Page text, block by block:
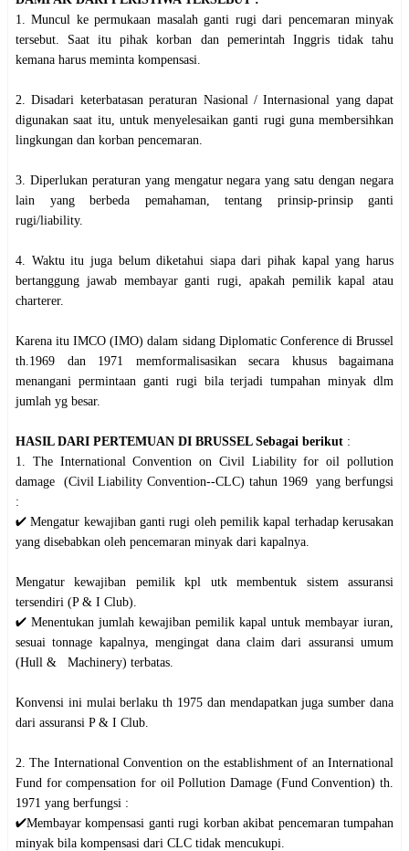
1. Muncul ke permukaan masalah ganti rugi dari pencemaran minyak
tersebut. Saat itu pihak korban dan pemerintah Inggris tidak tahu
kemana harus meminta kompensasi.
2. Disadari keterbatasan peraturan Nasional / Internasional yang dapat
digunakan saat itu, untuk menyelesaikan ganti rugi guna membersihkan
lingkungan dan korban pencemaran.
3. Diperlukan peraturan yang mengatur negara yang satu dengan negara
lain yang berbeda pemahaman, tentang prinsip-prinsip ganti
rugi/liability.
4. Waktu itu juga belum diketahui siapa dari pihak kapal yang harus
bertanggung jawab membayar ganti rugi, apakah pemilik kapal atau
charterer.
Karena itu IMCO (IMO) dalam sidang Diplomatic Conference di Brussel
th.1969 dan 1971 memformalisasikan secara khusus bagaimana
menangani permintaan ganti rugi bila terjadi tumpahan minyak dlm
jumlah yg besar.
HASIL DARI PERTEMUAN DI BRUSSEL Sebagai berikut :
1. The International Convention on Civil Liability for oil pollution
damage (Civil Liability Convention--CLC) tahun 1969 yang berfungsi
:
✔️ Mengatur kewajiban ganti rugi oleh pemilik kapal terhadap kerusakan
yang disebabkan oleh pencemaran minyak dari kapalnya.
Mengatur kewajiban pemilik kpl utk membentuk sistem assuransi
tersendiri (P & I Club).
✔️ Menentukan jumlah kewajiban pemilik kapal untuk membayar iuran,
sesuai tonnage kapalnya, mengingat dana claim dari assuransi umum
(Hull & Machinery) terbatas.
Konvensi ini mulai berlaku th 1975 dan mendapatkan juga sumber dana
dari assuransi P & I Club.
2. The International Convention on the establishment of an International
Fund for compensation for oil Pollution Damage (Fund Convention) th.
1971 yang berfungsi :
✔️Membayar kompensasi ganti rugi korban akibat pencemaran tumpahan
minyak bila kompensasi dari CLC tidak mencukupi.